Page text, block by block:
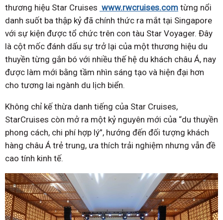
thương hiệu Star Cruises www.rwcruises.com từng nổi
danh suốt ba thập kỷ đã chính thức ra mắt tại Singapore
với sự kiện được tổ chức trên con tàu Star Voyager. Đây
là cột mốc đánh dấu sự trở lại của một thương hiệu du
thuyền từng gắn bó với nhiều thế hệ du khách châu Á, nay
được làm mới bằng tầm nhìn sáng tạo và hiện đại hơn
cho tương lai ngành du lịch biển.
Không chỉ kế thừa danh tiếng của Star Cruises,
StarCruises còn mở ra một kỷ nguyên mới của “du thuyền
phong cách, chi phí hợp lý”, hướng đến đối tượng khách
hàng châu Á trẻ trung, ưa thích trải nghiệm nhưng vẫn đề
cao tính kinh tế.